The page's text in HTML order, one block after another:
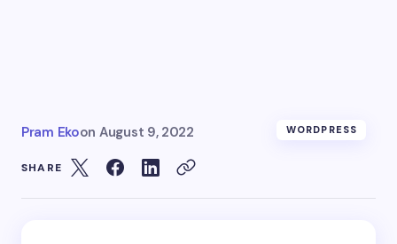
Pram Ekoon August 9, 2022 WORDPRESS
SHARE